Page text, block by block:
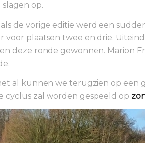
slagen op.
de vorige editie werd een
voor plaatsen twee en drie.
deze ronde gewonnen. Marion
al kunnen we terugzien op een
cyclus zal worden gespeeld op